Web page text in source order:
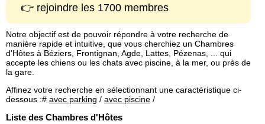
👉 rejoindre les 1700 membres
Notre objectif est de pouvoir répondre à votre recherche de
manière rapide et intuitive, que vous cherchiez un Chambres
d'Hôtes à Béziers, Frontignan, Agde, Lattes, Pézenas, ... qui
accepte les chiens ou les chats avec piscine, à la mer, ou près de
la gare.
Affinez votre recherche en sélectionnant une caractéristique ci-
dessous :# avec parking / avec piscine /
Liste des Chambres d'Hôtes